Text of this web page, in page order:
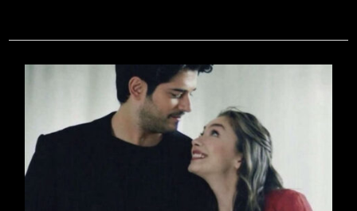
Anticipazioni
Turche:
Deniz?
La